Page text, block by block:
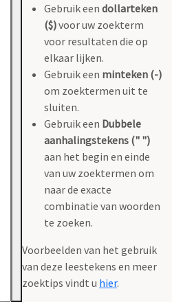
Gebruik een dollarteken
($)voor uw zoekterm
voor resultaten die op
elkaar lijken.
Gebruik een minteken (-)
om zoektermen uit te
sluiten.
Gebruik een Dubbele
aanhalingstekens (" ")
aan het begin en einde
van uw zoektermen om
naar de exacte
combinatie van woorden
te zoeken.
Voorbeelden van het gebruik
van deze leestekens en meer
zoektips vindt u hier.